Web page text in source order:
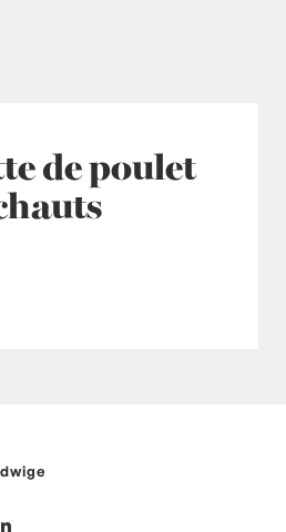
de poulet
plats en équilibre -